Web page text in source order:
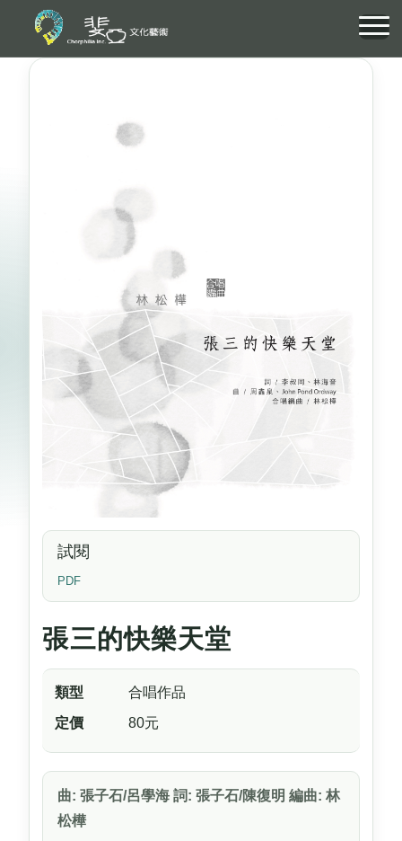
試閱
PDF
張三的快樂天堂
類型
合唱作品
定價
80元
曲: 張子石/呂學海 詞: 張子石/陳復明 編曲: 林
松樺